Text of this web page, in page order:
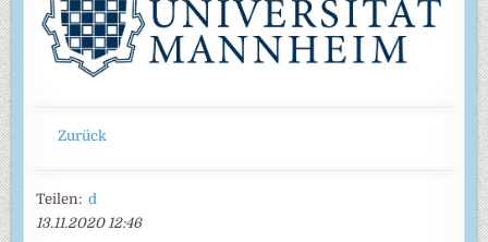
Zurück
Teilen:d
13.11.2020 12:46